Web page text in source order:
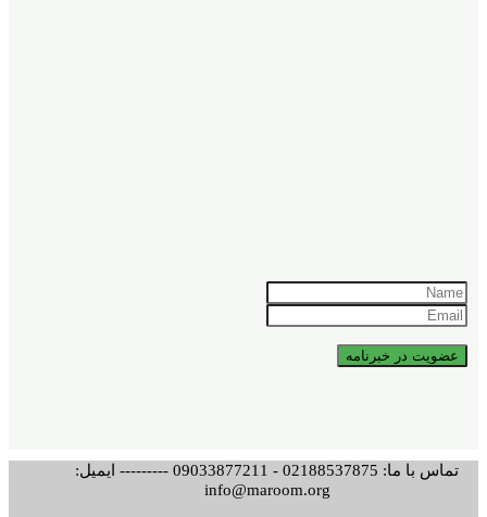
تماس با ما: 02188537875 - 09033877211 --------- ایمیل:
info@maroom.org